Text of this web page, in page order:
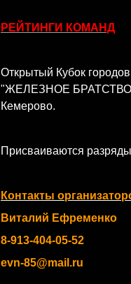
РЕЙТИНГИ КОМАНД
Открытый Кубок
"ЖЕЛЕЗНОЕ БРАТСТВО -
Кемерово.
Присваиваются
Контакты
Виталий Ефременко
8-913-404-05-52
evn-85@mail.ru